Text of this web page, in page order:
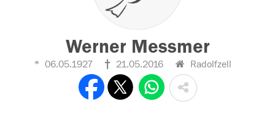
Werner Messmer
06.05.1927 21.05.2016 Radolfzell